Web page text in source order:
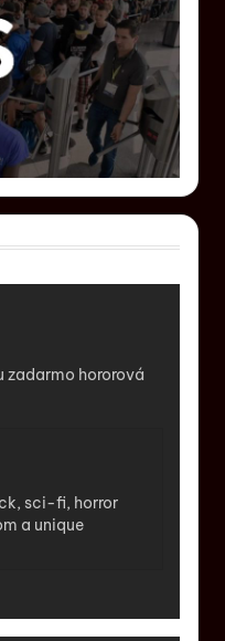
zadarmo hororová
sci-fi, horror
a unique